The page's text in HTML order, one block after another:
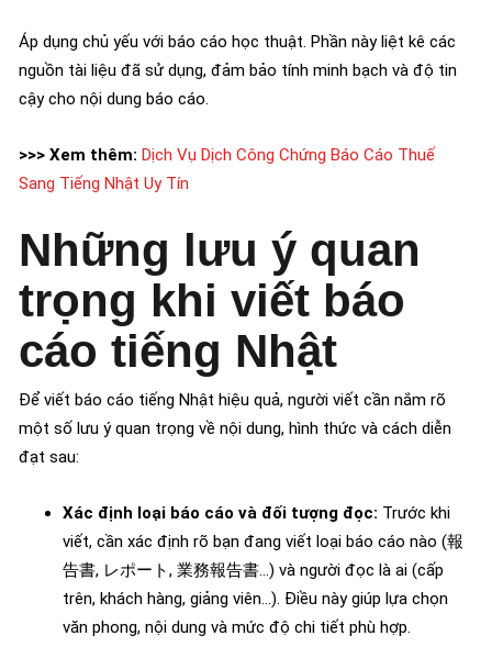
Áp dụng chủ yếu với báo cáo học thuật. Phần này liệt kê các
nguồn tài liệu đã sử dụng, đảm bảo tính minh bạch và độ tin
cậy cho nội dung báo cáo.
>>> Xem thêm: Dịch Vụ Dịch Công Chứng Báo Cáo Thuế
Sang Tiếng Nhật Uy Tín
Những lưu ý quan
trọng khi viết báo
cáo tiếng Nhật
Để viết báo cáo tiếng Nhật hiệu quả, người viết cần nắm rõ
một số lưu ý quan trọng về nội dung, hình thức và cách diễn
đạt sau:
Xác định loại báo cáo và đối tượng đọc: Trước khi
viết, cần xác định rõ bạn đang viết loại báo cáo nào (報
告書, レポート, 業務報告書…) và người đọc là ai (cấp
trên, khách hàng, giảng viên…). Điều này giúp lựa chọn
văn phong, nội dung và mức độ chi tiết phù hợp.